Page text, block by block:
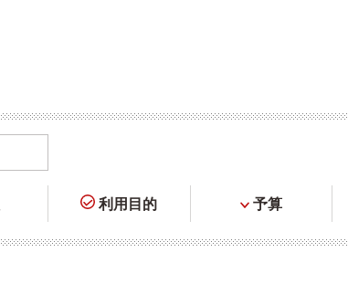
利用目的 予算